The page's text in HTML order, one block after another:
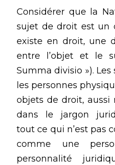
Considérer que la
sujet de droit est un
existe en droit, une
entre l’objet et le
Summa divisio »).
les personnes
objets de droit, aussi
dans le jargon
tout ce qui n’est pas
comme une
personnalité